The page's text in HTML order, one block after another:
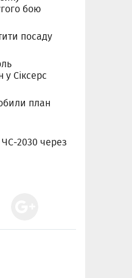
бою
посаду
у Сіксерс
план
2030 через